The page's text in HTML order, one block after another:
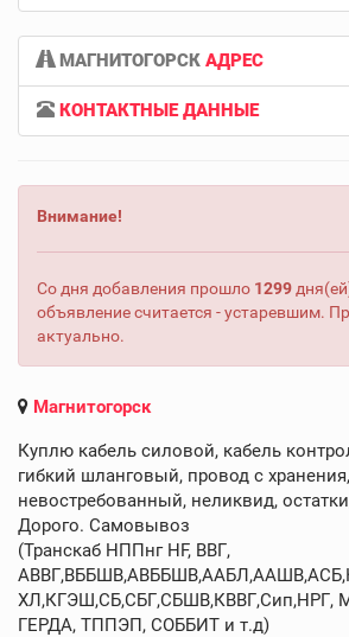
МАГНИТОГОРСК АДРЕС
КОНТАКТНЫЕ ДАННЫЕ
Внимание!
Со дня добавления прошло 1299
объявление считается - устаревшим.
актуально.
Магнитогорск
Куплю кабель силовой, кабель
гибкий шланговый, провод с хранения,
невостребованный, неликвид,
Дорого. Самовывоз
(Транскаб НППнг HF, ВВГ,
ХЛ,КГЭШ,СБ,СБГ,СБШВ,КВВГ,Сип,НРГ,
ГЕРДА, ТППЭП, СОББИТ и т.д)